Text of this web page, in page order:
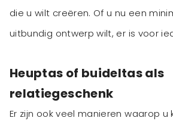
die u wilt creëren. Of u nu een
uitbundig ontwerp wilt, er is voor
Heuptas of buideltas als
relatiegeschenk
Er zijn ook veel manieren waarop